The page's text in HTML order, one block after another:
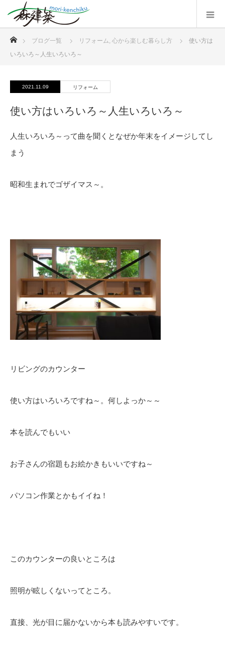
ブログ一覧 リフォーム, 心から楽しむ暮らし方
使い方は
いろいろ～人生いろいろ～
2021.11.09 リフォーム
使い方はいろいろ～人生いろいろ～
人生いろいろ～って曲を聞くとなぜか年末をイメージしてし
まう
昭和生まれでゴザイマス～。
リビングのカウンター
使い方はいろいろですね～。何しよっか～～
本を読んでもいい
お子さんの宿題もお絵かきもいいですね～
パソコン作業とかもイイね！
このカウンターの良いところは
照明が眩しくないってところ。
直接、光が目に届かないから本も読みやすいです。